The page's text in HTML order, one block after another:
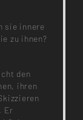
sie innere
zu ihnen?
den
ihren
Er